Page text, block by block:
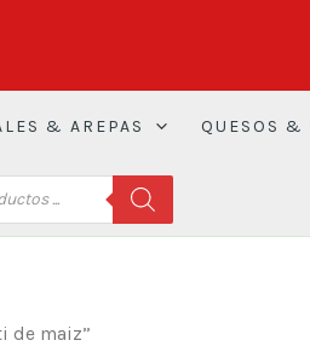
& AREPAS QUESOS &
de maiz”